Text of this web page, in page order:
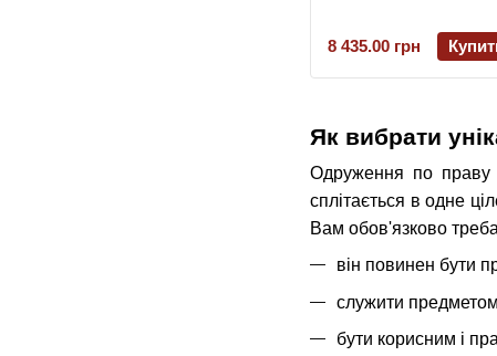
Як вибрати
Одруження по праву
сплітається в одне
Вам обов'язково
він повинен бути
служити
бути корисним і
8 435.00 грн